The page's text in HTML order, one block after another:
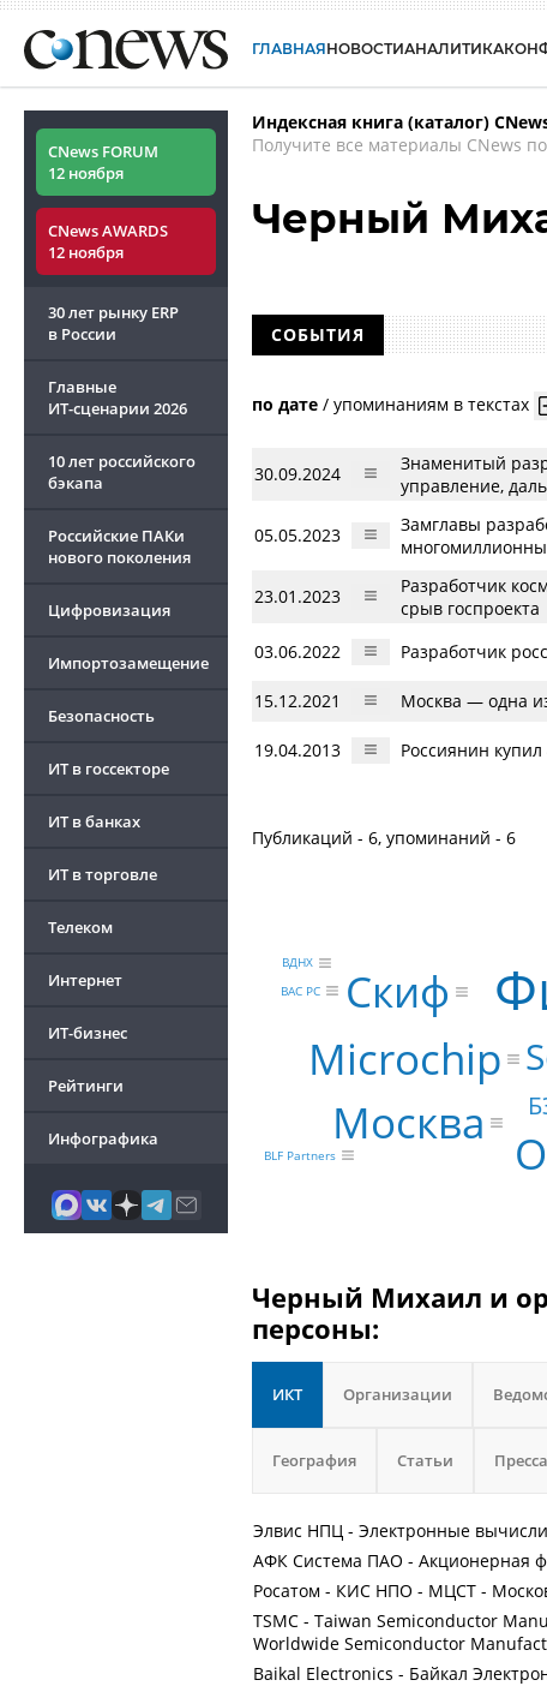
ГЛАВНАЯНОВОСТИАНАЛИТИКА
CNews FORUM
12 ноября
CNews AWARDS
12 ноября
30 лет рынку ERP
в России
Главные
ИТ-сценарии 2026
10 лет российского
бэкапа
Российские ПАКи
нового поколения
Цифровизация
Импортозамещение
Безопасность
ИТ в госсекторе
ИТ в банках
ИТ в торговле
Телеком
Интернет
ИТ-бизнес
Рейтинги
Инфографика
Индексная книга (каталог)
Получите все материалы CNews
Черный
СОБЫТИЯ
по дате / упоминаниям в текстах
30.09.2024
Знаменитый
управление,
05.05.2023
Замглавы
23.01.2023
Разработчик
срыв госпроекта
03.06.2022 Разработчик
15.12.2021 Москва — одна
19.04.2013 Россиянин
Публикаций - 6, упоминаний - 6
Microchip
Скиф
Москва
ВДНХ
BLF Partners
ВАС РС
Черный Михаил и
персоны:
ИКТ Организации
География Статьи Пресса
Элвис НПЦ - Электронные
АФК Система ПАО - Акционерная
Росатом - КИС НПО - МЦСТ -
TSMC - Taiwan Semiconductor
Worldwide Semiconductor
Baikal Electronics - Байкал